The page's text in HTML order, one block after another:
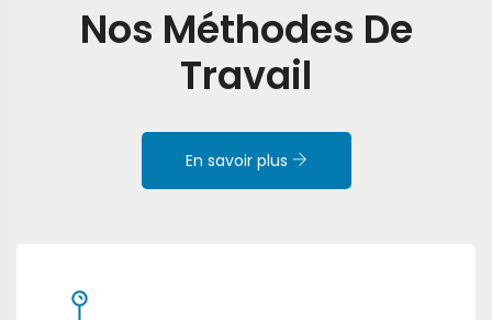
Nos Méthodes De
Travail
En savoir plus